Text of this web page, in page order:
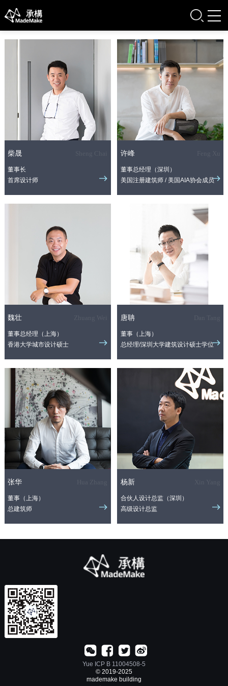
柴晟
董事长
首席设计师
许峰
董事总经理（深圳）
美国注册建筑师 / 美国AIA协会成员
魏壮
董事总经理（上海）
香港大学城市设计硕士
唐聃
董事（上海）
总经理/深圳大学建筑设计硕士学位
张华
董事（上海）
总建筑师
杨新
合伙人设计总监（深圳）
高级设计总监
Yue ICP B 11004508-5
© 2019-2025
mademake building